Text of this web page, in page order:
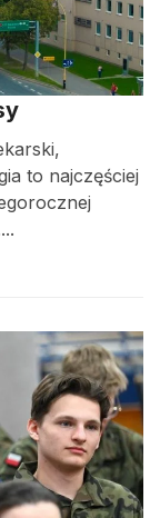
to najczęściej